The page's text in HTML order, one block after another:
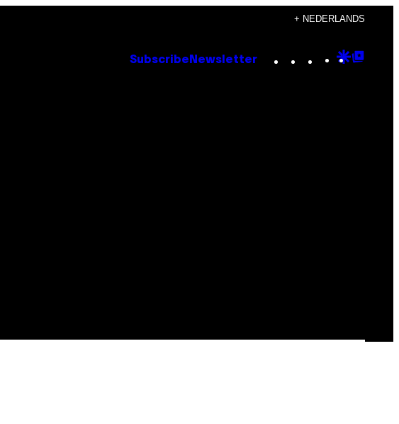
+ NEDERLANDS
Subscribe Newsletter Instagram
TikTok
YouTube
Google